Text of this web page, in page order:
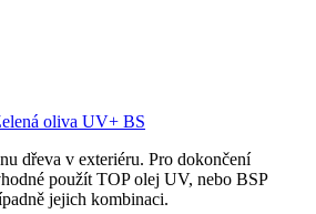
oliva UV+ BS
dřeva v exteriéru. Pro dokončení
použít TOP olej UV, nebo BSP
jejich kombinaci.